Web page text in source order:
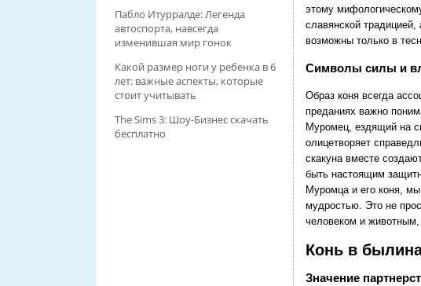
этому
славянской
возможны только в
Символы силы и
Образ коня всегда
преданиях важно
Муромец, ездящий на
олицетворяет
скакуна вместе
быть настоящим
Муромца и его коня,
мудростью. Это не
человеком и животным,
Конь в
Значение
Пабло Итурралде: Легенда
автоспорта, навсегда
изменившая мир гонок
Какой размер ноги у ребенка в 6
лет: важные аспекты, которые
стоит учитывать
The Sims 3: Шоу-Бизнес скачать
бесплатно